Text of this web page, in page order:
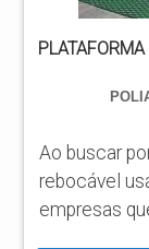
Ao buscar
rebocável
empresas